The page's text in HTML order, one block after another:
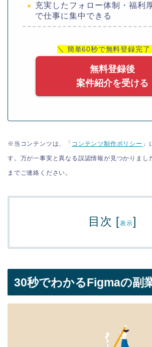
充実したフォロー体制・福利
で仕事に集中できる
＼ 簡単60秒で無料登録完了
無料登録後
案件紹介を受ける
※当コンテンツは、「 コンテンツ制作ポリシー 」
す。万が一事実と異なる誤認情報が見つかりまし
までご連絡ください。
目次 [表示]
30秒でわかるFigmaの副